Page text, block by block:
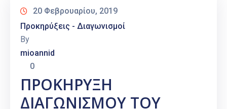
20 Φεβρουαρίου, 2019
Προκηρύξεις - Διαγωνισμοί
By
mioannid
0
ΠΡΟΚΗΡΥΞΗ
ΔΙΑΓΩΝΙΣΜΟΥ ΤΟΥ